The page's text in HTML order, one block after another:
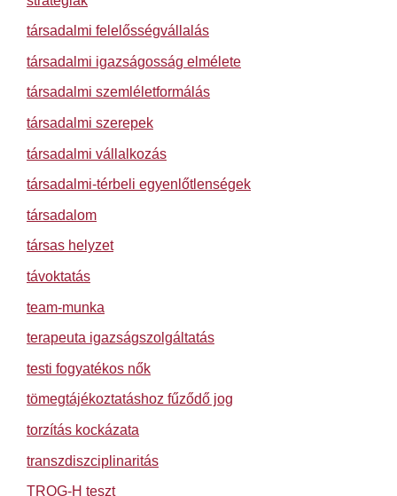
társadalmi felelősségvállalás
társadalmi igazságosság elmélete
társadalmi szemléletformálás
társadalmi szerepek
társadalmi vállalkozás
társadalmi-térbeli egyenlőtlenségek
társadalom
társas helyzet
távoktatás
team-munka
terapeuta igazságszolgáltatás
testi fogyatékos nők
tömegtájékoztatáshoz fűződő jog
torzítás kockázata
transzdiszciplinaritás
TROG-H teszt